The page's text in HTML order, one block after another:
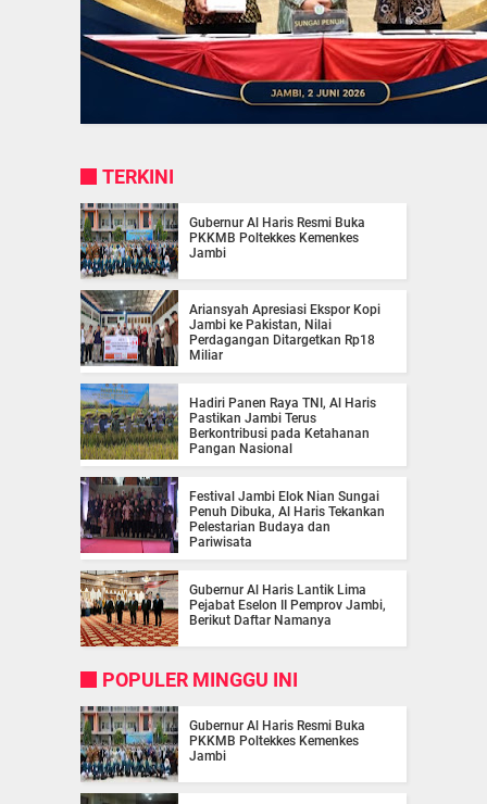
TERKINI
Gubernur Al Haris Resmi Buka
PKKMB Poltekkes Kemenkes
Jambi
Ariansyah Apresiasi Ekspor Kopi
Jambi ke Pakistan, Nilai
Perdagangan Ditargetkan Rp18
Miliar
Hadiri Panen Raya TNI, Al Haris
Pastikan Jambi Terus
Berkontribusi pada Ketahanan
Pangan Nasional
Festival Jambi Elok Nian Sungai
Penuh Dibuka, Al Haris Tekankan
Pelestarian Budaya dan
Pariwisata
Gubernur Al Haris Lantik Lima
Pejabat Eselon II Pemprov Jambi,
Berikut Daftar Namanya
POPULER MINGGU INI
Gubernur Al Haris Resmi Buka
PKKMB Poltekkes Kemenkes
Jambi